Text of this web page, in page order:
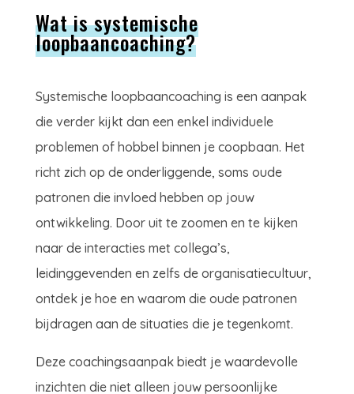
Wat is systemische
loopbaancoaching?
Systemische loopbaancoaching is een aanpak
die verder kijkt dan een enkel individuele
problemen of hobbel binnen je coopbaan. Het
richt zich op de onderliggende, soms oude
patronen die invloed hebben op jouw
ontwikkeling. Door uit te zoomen en te kijken
naar de interacties met collega’s,
leidinggevenden en zelfs de organisatiecultuur,
ontdek je hoe en waarom die oude patronen
bijdragen aan de situaties die je tegenkomt.
Deze coachingsaanpak biedt je waardevolle
inzichten die niet alleen jouw persoonlijke